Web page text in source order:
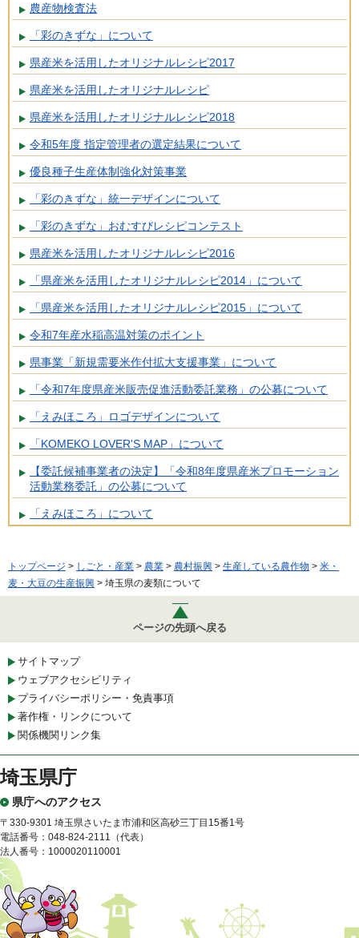
農産物検査法
「彩のきずな」について
県産米を活用したオリジナルレシピ2017
県産米を活用したオリジナルレシピ
県産米を活用したオリジナルレシピ2018
令和5年度 指定管理者の選定結果について
優良種子生産体制強化対策事業
「彩のきずな」統一デザインについて
「彩のきずな」おむすびレシピコンテスト
県産米を活用したオリジナルレシピ2016
「県産米を活用したオリジナルレシピ2014」について
「県産米を活用したオリジナルレシピ2015」について
令和7年産水稲高温対策のポイント
県事業「新規需要米作付拡大支援事業」について
「令和7年度県産米販売促進活動委託業務」の公募について
「えみほころ」ロゴデザインについて
「KOMEKO LOVER'S MAP」について
【委託候補事業者の決定】「令和8年度県産米プロモーション
活動業務委託」の公募について
「えみほころ」について
トップページ > しごと・産業 > 農業 > 農村振興 > 生産している農作物 > 米・
麦・大豆の生産振興 > 埼玉県の麦類について
ページの先頭へ戻る
サイトマップ
ウェブアクセシビリティ
プライバシーポリシー・免責事項
著作権・リンクについて
関係機関リンク集
埼玉県庁
県庁へのアクセス
〒330-9301 埼玉県さいたま市浦和区高砂三丁目15番1号
電話番号：048-824-2111（代表）
法人番号：1000020110001